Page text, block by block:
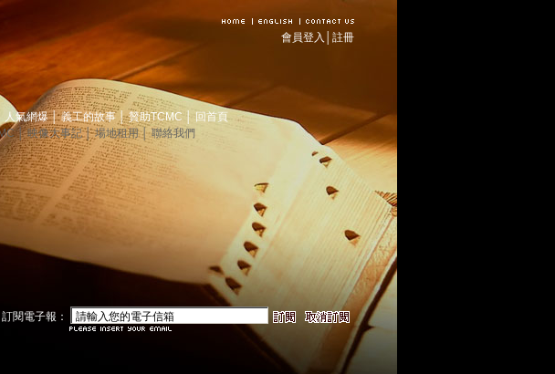
註冊
會員登入
人氣網爆│ 義工的故事 │ 贊助TCMC │ 回首頁
│ 映像大事記│ 場地租用│ 聯絡我們
訂閱電子報：